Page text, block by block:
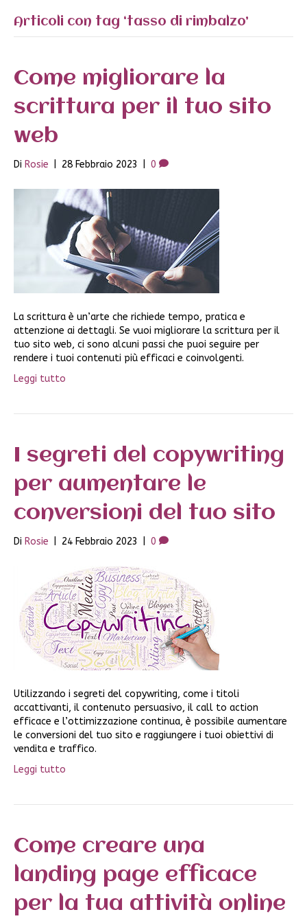
Articoli con tag ‘tasso di rimbalzo’
Come migliorare la
scrittura per il tuo sito
web
Di Rosie 28 Febbraio 2023 0
La scrittura è un’arte che richiede tempo, pratica e
attenzione ai dettagli. Se vuoi migliorare la scrittura per il
tuo sito web, ci sono alcuni passi che puoi seguire per
rendere i tuoi contenuti più efficaci e coinvolgenti.
Leggi tutto
I segreti del copywriting
per aumentare le
conversioni del tuo sito
Di Rosie 24 Febbraio 2023 0
Utilizzando i segreti del copywriting, come i titoli
accattivanti, il contenuto persuasivo, il call to action
efficace e l’ottimizzazione continua, è possibile aumentare
le conversioni del tuo sito e raggiungere i tuoi obiettivi di
vendita e traffico.
Leggi tutto
Come creare una
landing page efficace
per la tua attività online